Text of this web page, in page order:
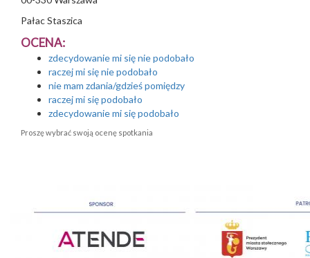
Pałac Staszica
OCENA:
zdecydowanie mi się nie podobało
raczej mi się nie podobało
nie mam zdania/gdzieś pomiędzy
raczej mi się podobało
zdecydowanie mi się podobało
Proszę wybrać swoją ocenę spotkania